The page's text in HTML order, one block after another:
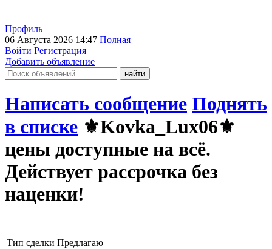
Профиль
06 Августа 2026 14:47 Полная
Войти Регистрация
Добавить объявление
Написать сообщение Поднять
в списке ⚜️Kovka_Lux06⚜️
цены доступные на всё.
Действует рассрочка без
наценки!
Тип сделки Предлагаю